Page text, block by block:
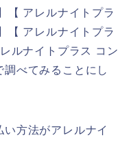
【 アレルナイトプラ
アレルナイトプラ
ルナイトプラス コン
べてみることにし
方法がアレルナイ